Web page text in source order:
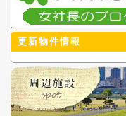
更新物件情報